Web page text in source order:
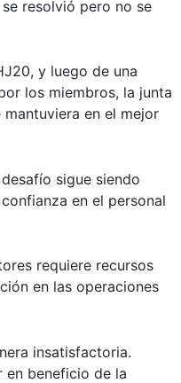
resolvió pero no se
y luego de una
los miembros, la junta
en el mejor
sigue siendo
en el personal
requiere recursos
en las operaciones
insatisfactoria.
en beneficio de la